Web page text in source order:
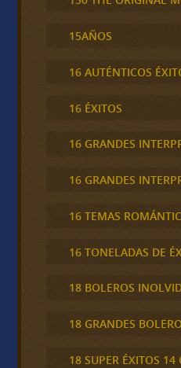
15AÑOS
16 AUTÉNTICOS
16 ÉXITOS
16 GRANDES
16 GRANDES
16 TEMAS
16 TONELADAS DE
18 BOLEROS
18 GRANDES
18 SUPER ÉXITOS 14